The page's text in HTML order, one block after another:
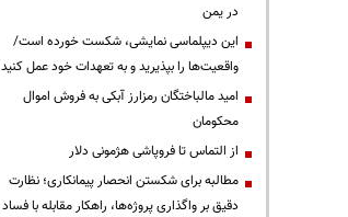
در یمن
این دیپلماسی نمایشی، شکست خورده است/
واقعیت‌ها را بپذیرید و به تعهدات خود عمل کنید
امید مالباختگان رمزارز آبکی به فروش اموال
محکومان
از التماس تا فروپاشی هژمونی دلار
مطالبه برای شکستن انحصار پیمانکاری؛ نظارت
دقیق بر واگذاری پروژه‌ها، راهکار مقابله با فساد